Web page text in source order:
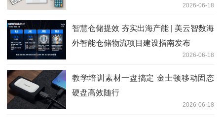
2026-06-18
智慧仓储提效 夯实出海产能 | 美云智数海
外智能仓储物流项目建设指南发布
2026-06-18
教学培训素材一盘搞定 金士顿移动固态
硬盘高效随行
2026-06-18